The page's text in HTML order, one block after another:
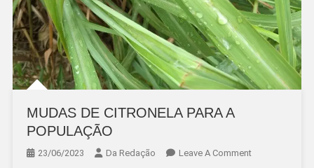
MUDAS DE CITRONELA PARA A
POPULAÇÃO
23/06/2023 Da Redação Leave A CommentOn